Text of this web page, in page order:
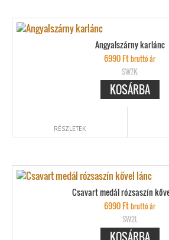
Angyalszárny karlánc
6990Ftbruttó ár
SW7K
KOSÁRBA
RÉSZLETEK
Csavart medál rózsaszín
6990Ftbruttó ár
SW2L